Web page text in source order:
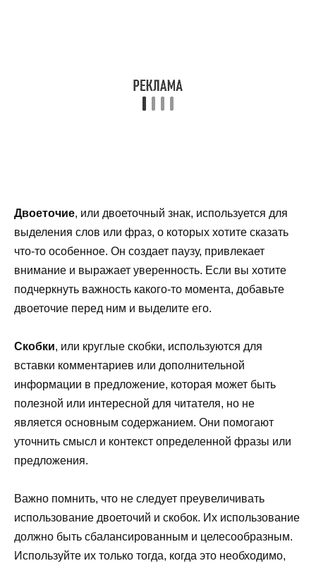
Двоеточие, или двоеточный знак, используется для
выделения слов или фраз, о которых хотите сказать
что-то особенное. Он создает паузу, привлекает
внимание и выражает уверенность. Если вы хотите
подчеркнуть важность какого-то момента, добавьте
двоеточие перед ним и выделите его.
Скобки, или круглые скобки, используются для
вставки комментариев или дополнительной
информации в предложение, которая может быть
полезной или интересной для читателя, но не
является основным содержанием. Они помогают
уточнить смысл и контекст определенной фразы или
предложения.
Важно помнить, что не следует преувеличивать
использование двоеточий и скобок. Их использование
должно быть сбалансированным и целесообразным.
Используйте их только тогда, когда это необходимо,